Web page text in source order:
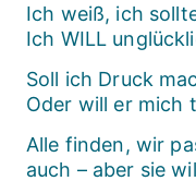
Ich weiß, ich
Ich WILL
Soll ich Druck
Oder will er mich
Alle finden, wir
auch – aber sie